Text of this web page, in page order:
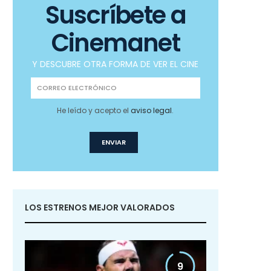
Suscríbete a
Cinemanet
Y DESCUBRE OTRA FORMA DE VER EL CINE
He leído y acepto elaviso legal.
LOS ESTRENOS MEJOR VALORADOS
9